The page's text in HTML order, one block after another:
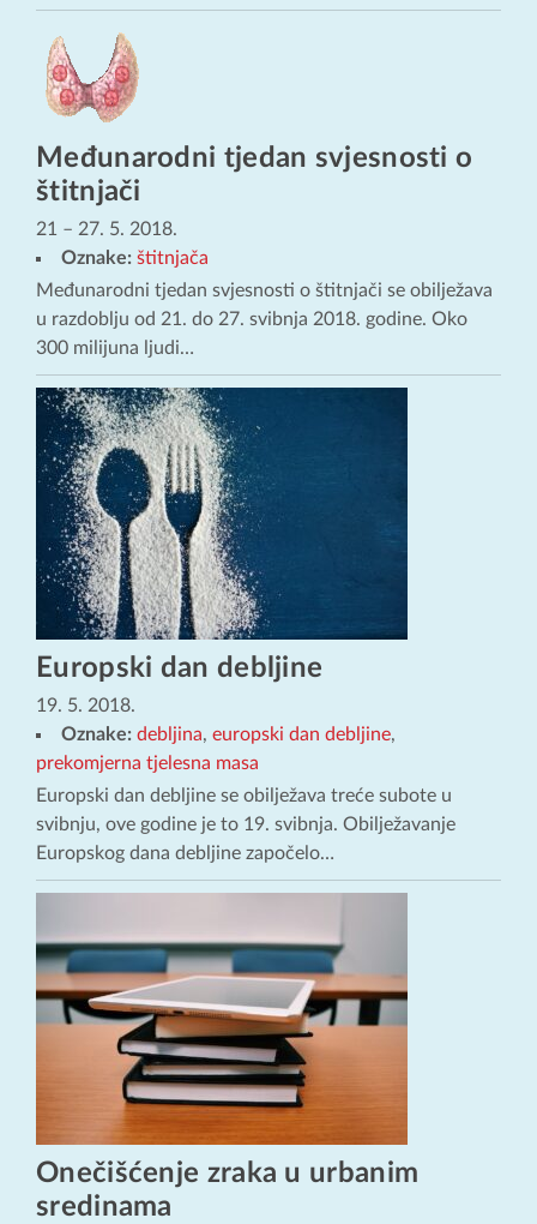
Međunarodni tjedan svjesnosti o
štitnjači
21 – 27. 5. 2018.
Oznake: štitnjača
Međunarodni tjedan svjesnosti o štitnjači se obilježava
u razdoblju od 21. do 27. svibnja 2018. godine. Oko
300 milijuna ljudi…
Europski dan debljine
19. 5. 2018.
Oznake: debljina, europski dan debljine,
prekomjerna tjelesna masa
Europski dan debljine se obilježava treće subote u
svibnju, ove godine je to 19. svibnja. Obilježavanje
Europskog dana debljine započelo…
Onečišćenje zraka u urbanim
sredinama